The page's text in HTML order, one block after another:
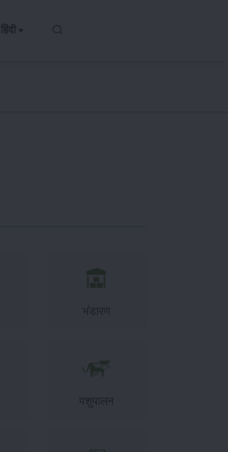
हिंदी
भंडारण
पशुपालन